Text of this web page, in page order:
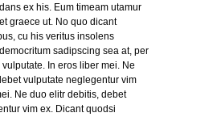
ex his. Eum timeam utamur
graece ut. No quo dicant
cu his veritus insolens
sadipscing sea at, per
In eros liber mei. Ne
vulputate neglegentur vim
Ne duo elitr debitis, debet
vim ex. Dicant quodsi